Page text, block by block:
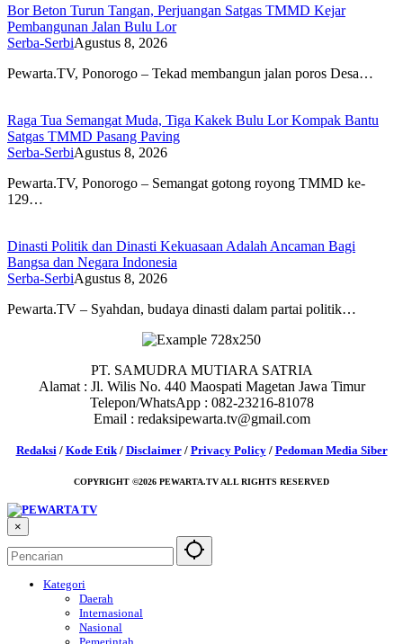
Bor Beton Turun Tangan, Perjuangan Satgas TMMD Kejar
Pembangunan Jalan Bulu Lor
Serba-SerbiAgustus 8, 2026
Pewarta.TV, Ponorogo – Tekad membangun jalan poros Desa…
Raga Tua Semangat Muda, Tiga Kakek Bulu Lor Kompak Bantu
Satgas TMMD Pasang Paving
Serba-SerbiAgustus 8, 2026
Pewarta.TV, Ponorogo – Semangat gotong royong TMMD ke-
129…
Dinasti Politik dan Dinasti Kekuasaan Adalah Ancaman Bagi
Bangsa dan Negara Indonesia
Serba-SerbiAgustus 8, 2026
Pewarta.TV – Syahdan, budaya dinasti dalam partai politik…
PT. SAMUDRA MUTIARA SATRIA
Alamat : Jl. Wilis No. 440 Maospati Magetan Jawa Timur
Telepon/WhatsApp : 082-23216-81078
Email : redaksipewarta.tv@gmail.com
Redaksi / Kode Etik/ Disclaimer/ Privacy Policy/ Pedoman Media Siber
COPYRIGHT ©2026 PEWARTA.TV ALL RIGHTS RESERVED
×
Kategori
Daerah
Internasional
Nasional